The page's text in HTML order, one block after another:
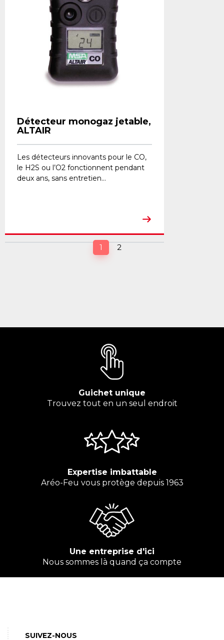
Détecteur monogaz jetable,
ALTAIR
Les détecteurs innovants pour le CO,
le H2S ou l’O2 fonctionnent pendant
deux ans, sans entretien...
1 (current)
2
Guichet unique
Trouvez tout en un seul endroit
Expertise imbattable
Aréo-Feu vous protège depuis 1963
Une entreprise d'ici
Nous sommes là quand ça compte
SUIVEZ-NOUS